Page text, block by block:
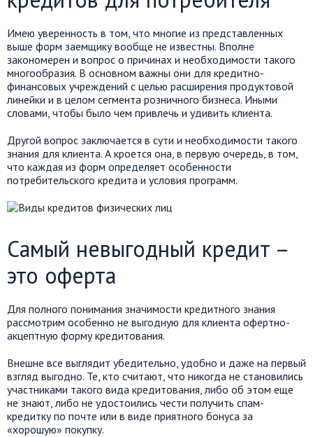
Имею уверенность в том, что многие из представленных
выше форм заемщику вообще не известны. Вполне
закономерен и вопрос о причинах и необходимости такого
многообразия. В основном важны они для кредитно-
финансовых учреждений с целью расширения продуктовой
линейки и в целом сегмента розничного бизнеса. Иными
словами, чтобы было чем привлечь и удивить клиента.
Другой вопрос заключается в сути и необходимости такого
знания для клиента. А кроется она, в первую очередь, в том,
что каждая из форм определяет особенности
потребительского кредита и условия программ.
Самый невыгодный кредит –
это оферта
Для полного понимания значимости кредитного знания
рассмотрим особенно не выгодную для клиента офертно-
акцептную форму кредитования.
Внешне все выглядит убедительно, удобно и даже на первый
взгляд выгодно. Те, кто считают, что никогда не становились
участниками такого вида кредитования, либо об этом еще
не знают, либо не удостоились чести получить спам-
кредитку по почте или в виде приятного бонуса за
«хорошую» покупку.